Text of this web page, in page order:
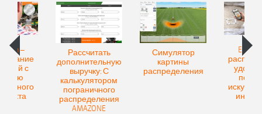
–
с
Рассчитать
дополнительную
выручку: С
калькулятором
пограничного
распределения
AMAZONE
Симулятор
картины
распределения